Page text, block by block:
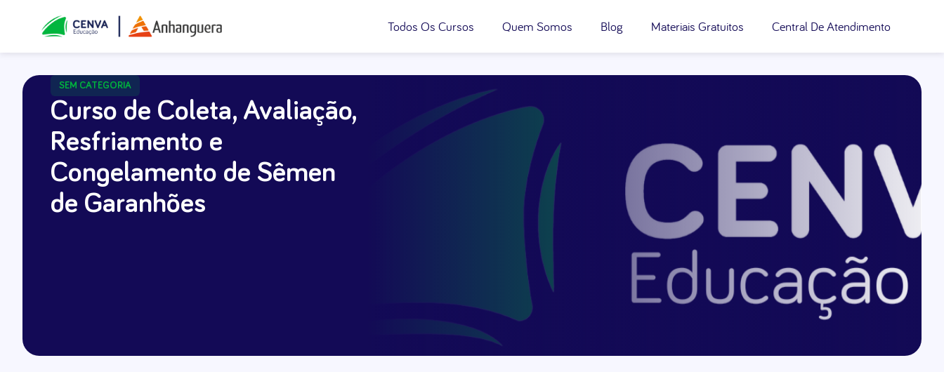
Todos Os Cursos Quem Somos Blog Materiais Gratuitos Central De Atendimento
SEM CATEGORIA
Curso de Coleta, Avaliação,
Resfriamento e
Congelamento de Sêmen
de Garanhões